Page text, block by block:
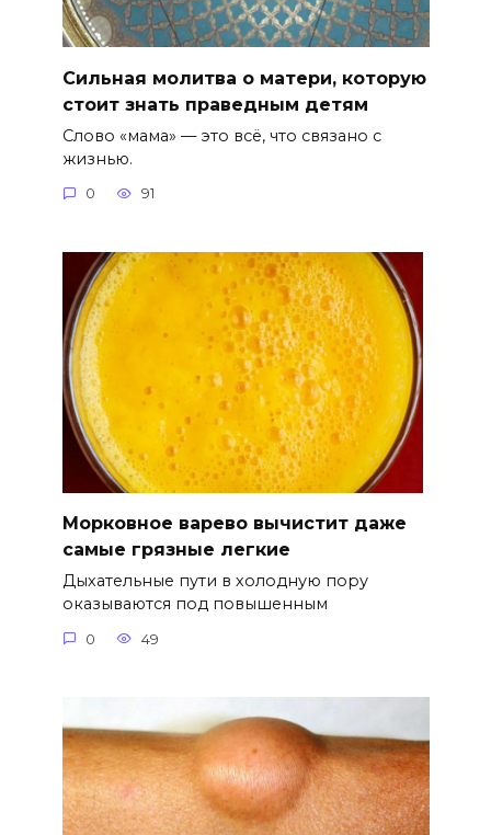
Сильная молитва о матери, которую
стоит знать праведным детям
Слово «мама» — это всё, что связано с
жизнью.
0 91
Морковное варево вычистит даже
самые грязные легкие
Дыхательные пути в холодную пору
оказываются под повышенным
0 49